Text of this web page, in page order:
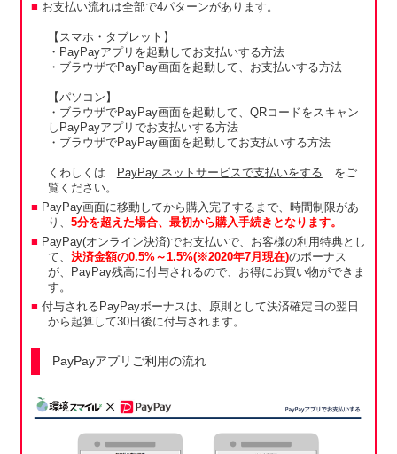
お支払い流れは全部で4パターンがあります。
【スマホ・タブレット】
・PayPayアプリを起動してお支払いする方法
・ブラウザでPayPay画面を起動して、お支払いする方法
【パソコン】
・ブラウザでPayPay画面を起動して、QRコードをスキャン
しPayPayアプリでお支払いする方法
・ブラウザでPayPay画面を起動してお支払いする方法
くわしくは PayPay ネットサービスで支払いをする をご
覧ください。
PayPay画面に移動してから購入完了するまで、時間制限があ
り、 5分を超えた場合、最初から購入手続きとなります。
PayPay(オンライン決済)でお支払いで、お客様の利用特典とし
て、 決済金額の0.5%～1.5%(※2020年7月現在)のボーナス
が、PayPay残高に付与されるので、お得にお買い物ができま
す。
付与されるPayPayボーナスは、原則として決済確定日の翌日
から起算して30日後に付与されます。
PayPayアプリご利用の流れ